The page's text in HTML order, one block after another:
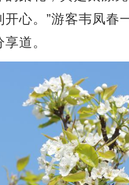
心。”游客韦凤春
道。